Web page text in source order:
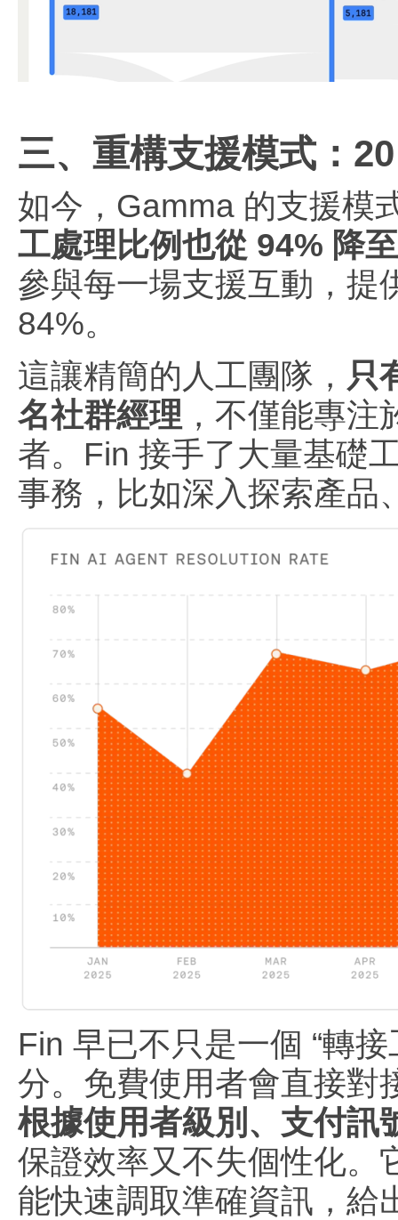
三、重構支援模式：
如今，Gamma 的支援模
工處理比例也從 94% 降
參與每一場支援互動，提
84%。
這讓精簡的人工團隊， 只
名社群經理 ，不僅能專
者。Fin 接手了大量基礎
事務，比如深入探索產品
Fin 早已不只是一個 “轉
分。免費使用者會直接對
根據使用者級別、支付訊
保證效率又不失個性化。
能快速調取準確資訊，給